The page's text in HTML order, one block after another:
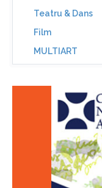
Teatru & Dans
Film
MULTIART